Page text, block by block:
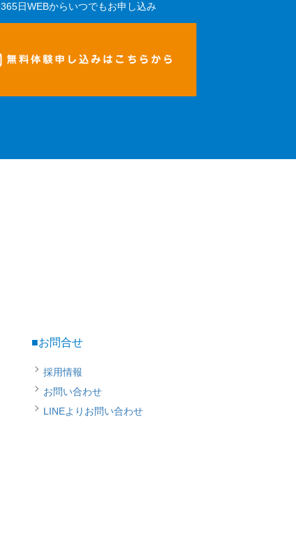
365日WEBからいつでもお申し込み
■お問合せ
採用情報
お問い合わせ
LINEよりお問い合わせ